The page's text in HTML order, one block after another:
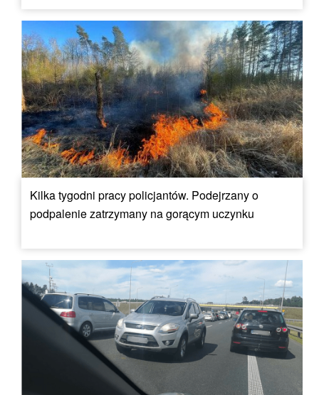
Kilka tygodni pracy policjantów. Podejrzany o
podpalenie zatrzymany na gorącym uczynku